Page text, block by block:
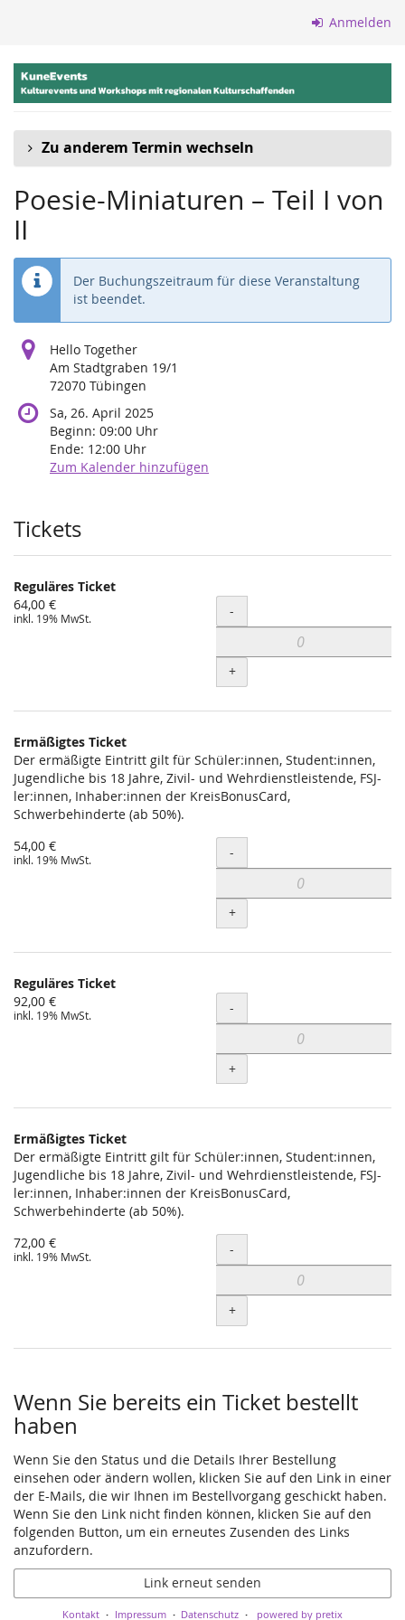
springen
Anmelden
Zu anderem Termin wechseln
Poesie-Miniaturen – Teil I von
II
Der Buchungszeitraum für diese Veranstaltung
ist beendet.
Hello Together
Am Stadtgraben 19/1
72070 Tübingen
Sa, 26. April 2025
Beginn: 09:00 Uhr
Ende: 12:00 Uhr
Zum Kalender hinzufügen
Produkte
Tickets
Reguläres Ticket
64,00 €
inkl. 19% MwSt. Menge
-
+
Ermäßigtes Ticket
Der ermäßigte Eintritt gilt für Schüler:innen, Student:innen,
Jugendliche bis 18 Jahre, Zivil- und Wehrdienstleistende, FSJ-
ler:innen, Inhaber:innen der KreisBonusCard,
Schwerbehinderte (ab 50%).
54,00 €
inkl. 19% MwSt. Menge
-
+
Reguläres Ticket
92,00 €
inkl. 19% MwSt. Menge
-
+
Ermäßigtes Ticket
Der ermäßigte Eintritt gilt für Schüler:innen, Student:innen,
Jugendliche bis 18 Jahre, Zivil- und Wehrdienstleistende, FSJ-
ler:innen, Inhaber:innen der KreisBonusCard,
Schwerbehinderte (ab 50%).
72,00 €
inkl. 19% MwSt. Menge
-
+
Wenn Sie bereits ein Ticket bestellt
haben
Wenn Sie den Status und die Details Ihrer Bestellung
einsehen oder ändern wollen, klicken Sie auf den Link in einer
der E-Mails, die wir Ihnen im Bestellvorgang geschickt haben.
Wenn Sie den Link nicht finden können, klicken Sie auf den
folgenden Button, um ein erneutes Zusenden des Links
anzufordern.
Link erneut senden
Kontakt Impressum Datenschutz powered by pretix